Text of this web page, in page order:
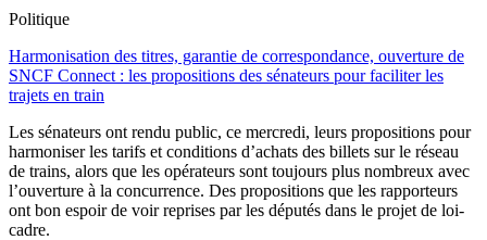
Politique
Harmonisation des titres, garantie de correspondance, ouverture de
SNCF Connect : les propositions des sénateurs pour faciliter les
trajets en train
Les sénateurs ont rendu public, ce mercredi, leurs propositions pour
harmoniser les tarifs et conditions d’achats des billets sur le réseau
de trains, alors que les opérateurs sont toujours plus nombreux avec
l’ouverture à la concurrence. Des propositions que les rapporteurs
ont bon espoir de voir reprises par les députés dans le projet de loi-
cadre.